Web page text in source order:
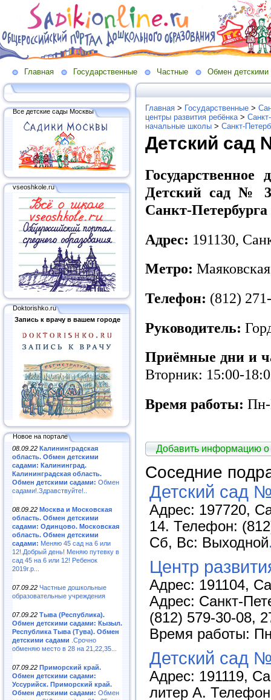
Главная Государственные Частные Обмен детскими
Все детские сады Москвы
vseoshkole.ru
Doktorishko.ru
Запись к врачу в вашем городе
Новое на портале
08.09.22 Калининградская
область. Обмен детскими
садами: Калининград.
Калининградская область.
Обмен детскими садами: Обмен
садами!.Здравствуйте!..
08.09.22 Москва и Московская
область. Обмен детскими
садами: Одинцово. Московская
область. Обмен детскими
садами: Меняю 45 сад на 6 или
12!.Добрый день! Меняю путевку в
сад 45 на 6 или 12! Ребенок
2019г.р...
07.09.22 Частные дошкольные
образовательные учреждения
07.09.22 Тыва (Республика).
Обмен детскими садами: Кызыл.
Республика Тыва (Тува). Обмен
детскими садами .Срочно
обменяю место в 28 на 21,22,35...
07.09.22 Приморский край.
Обмен детскими садами:
Уссурийск. Приморский край.
Обмен детскими садами: Обмен
Главная > Государственные >
центры развития ребёнка>
начальные школы > Санкт-
Детский сад
Государственное
Детский сад №
Санкт-Петербурга
Адрес: 191130,
Метро:
Телефон: (812)
Руководитель:
Приёмные дни и
Вторник: 15:00-
Время работы: Пн-
Добавить информацию
Соседние
Детский сад
Адрес: 197720,
14. Телефон:
Сб, Вс: Выходной
Центр
Адрес: 191104,
Адрес: Санкт-
(812) 579-30-08,
Время работы:
Детский сад
Адрес: 191119,
литер А.